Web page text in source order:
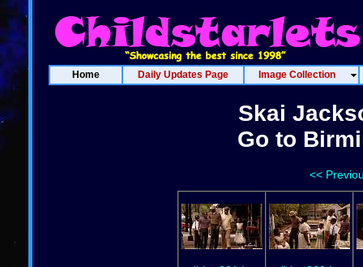
Home Daily Updates Page Image Collection
Skai
Go to
<<